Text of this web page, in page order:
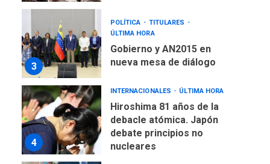
3
POLÍTICA
TITULARES
ÚLTIMA HORA
Gobierno y AN2015 en
nueva mesa de diálogo
4
INTERNACIONALES ÚLTIMA HORA
Hiroshima 81 años de la
debacle atómica. Japón
debate principios no
nucleares